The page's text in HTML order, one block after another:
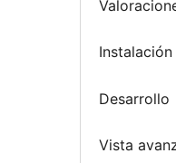
Instalación
Desarrollo
Vista